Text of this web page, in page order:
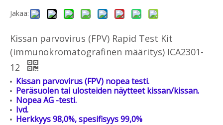
Jakaa:
Kissan parvovirus (FPV) Rapid Test Kit
(immunokromatografinen määritys) ICA2301-
12
Kissan parvovirus (FPV) nopea testi.
Peräsuolen tai ulosteiden näytteet kissan/kissan.
Nopea AG -testi.
Ivd.
Herkkyys 98,0%, spesifisyys 99,0%